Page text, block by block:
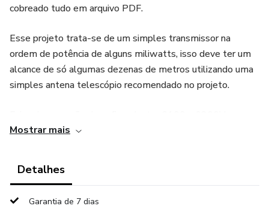
cobreado tudo em arquivo PDF.
Esse projeto trata-se de um simples transmissor na
ordem de potência de alguns miliwatts, isso deve ter um
alcance de só algumas dezenas de metros utilizando uma
simples antena telescópio recomendado no projeto.
aprox. na faixa de 49m, com ajuste na sintonia!
hobbystas, já que a alimentação do circuito deve ser feito
gerar ruídos, entre 13,5V a 14,7V DC. com isso garantindo
Mostrar mais
Detalhes
Garantia de 7 dias